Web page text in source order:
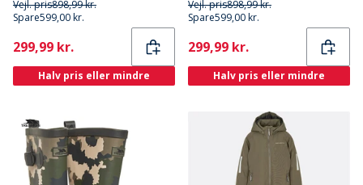
Vejl. pris898,99 kr.
Spare599,00 kr.
Current
299,99 kr.
Halv pris eller mindre
Vejl. pris898,99 kr.
Spare599,00 kr.
Current
299,99 kr.
Halv pris eller mindre